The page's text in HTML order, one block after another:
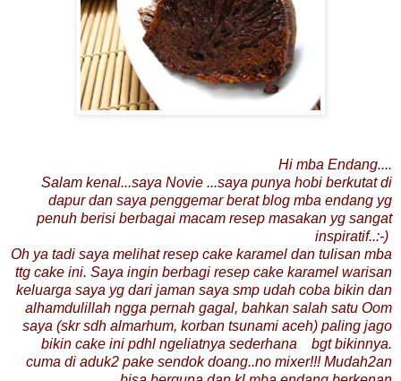
Hi mba Endang....
Salam kenal...saya Novie ...saya punya hobi berkutat di
dapur dan saya penggemar berat blog mba endang yg
penuh berisi berbagai macam resep masakan yg sangat
inspiratif..:-)
Oh ya tadi saya melihat resep cake karamel dan tulisan mba
ttg cake ini. Saya ingin berbagi resep cake karamel warisan
keluarga saya yg dari jaman saya smp udah coba bikin dan
alhamdulillah ngga pernah gagal, bahkan salah satu Oom
saya (skr sdh almarhum, korban tsunami aceh) paling jago
bikin cake ini pdhl ngeliatnya sederhana bgt bikinnya.
cuma di aduk2 pake sendok doang..no mixer!!! Mudah2an